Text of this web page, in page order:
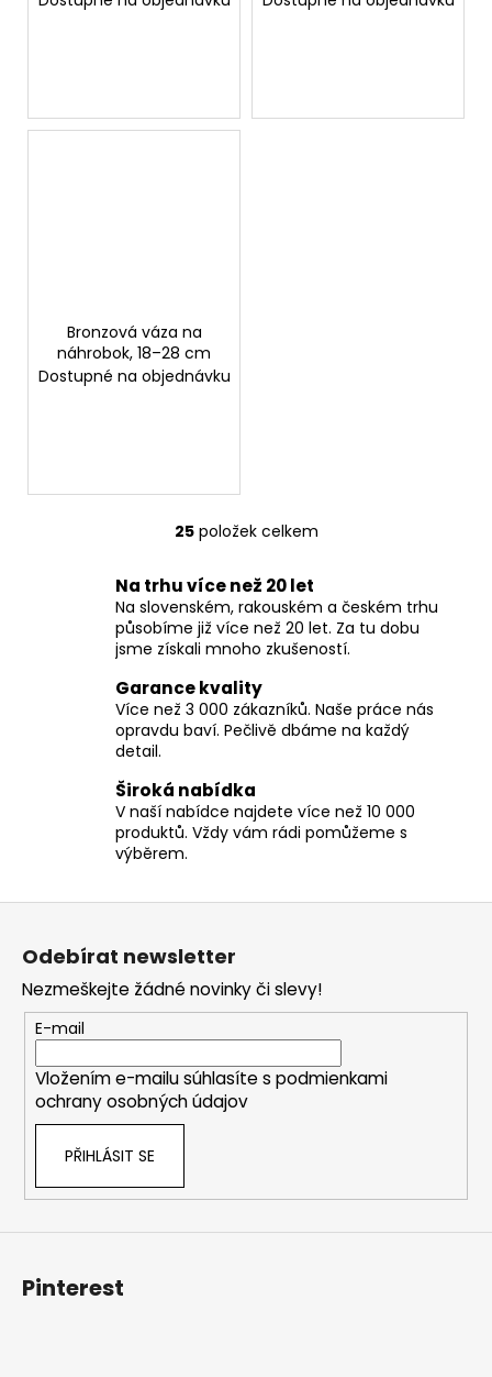
Bronzová váza na
náhrobok, 18–28 cm
Dostupné na objednávku
O
l
á
d
a
c
í
p
v
k
y
p
u
25položek celkem
Na trhu více než 20 let
Na slovenském, rakouském a českém trhu
působíme již více než 20 let. Za tu dobu
jsme získali mnoho zkušeností.
Garance kvality
Více než 3 000 zákazníků. Naše práce nás
opravdu baví. Pečlivě dbáme na každý
detail.
Široká nabídka
V naší nabídce najdete více než 10 000
produktů. Vždy vám rádi pomůžeme s
výběrem.
Z
Odebírat newsletter
Nezmeškejte žádné novinky či slevy!
E-mail
Vložením e-mailu súhlasíte s podmienkami
ochrany osobných údajov
PŘIHLÁSIT SE
Pinterest